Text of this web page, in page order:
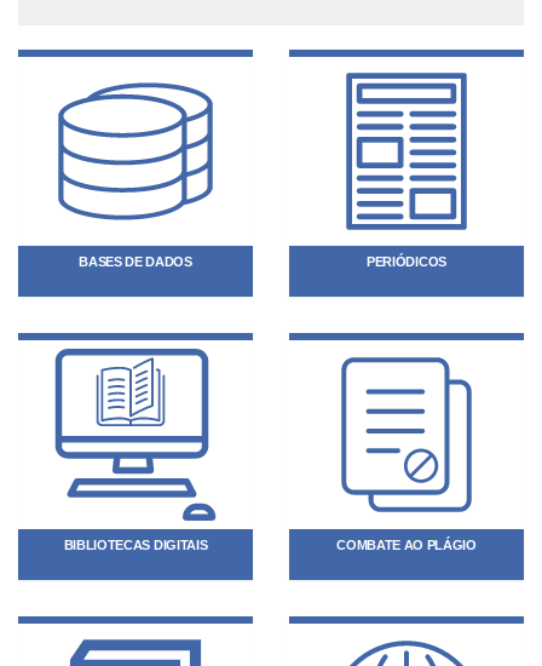
BASES DE DADOS PERIÓDICOS
BIBLIOTECAS DIGITAIS COMBATE AO PLÁGIO